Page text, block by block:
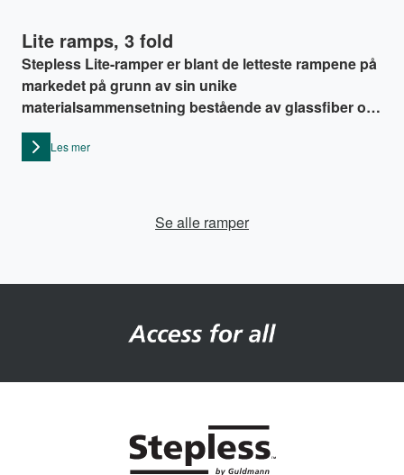
Lite ramps, 3 fold
Stepless Lite-ramper er blant de letteste rampene på
markedet på grunn av sin unike
materialsammensetning bestående av glassfiber og
grafittfiber. Rampen er spesielt egnet for den aktive
brukeren som skal håndtere rampen selv og som nå
Les mer
Se alle ramper